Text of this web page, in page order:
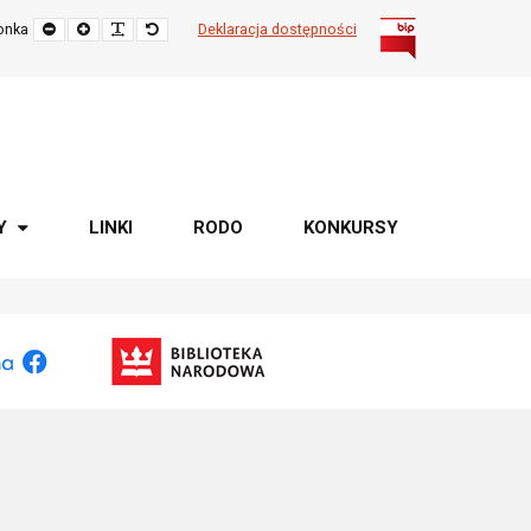
Deklaracja dostępności
Zmniejsz
rozmiar
Powiększ
Popraw
czytelność
Przywróć
rozmiar
LINKI RODO KONKURSY